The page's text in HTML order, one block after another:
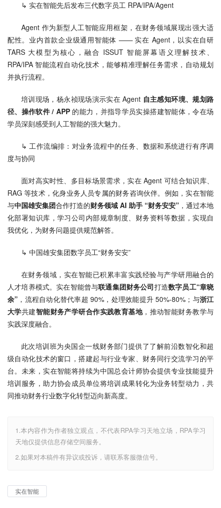
↳ 实在智能先后发布三代数字员工 RPA/IPA/Agent
Agent 作为新型人工智能应用框架，在财务领域展现出强大适
配性。业内首款企业级通用智能体 —— 实在 Agent，以实在自研
TARS 大模型为核心，融合 ISSUT 智能屏幕语义理解技术、
RPA/IPA 智能流程自动化技术，能够精准理解任务需求，自动规划
并执行流程。
培训现场，杨永祯现场演示实在 Agent 自主感知环境、规划路
径、操作软件 / APP 的能力，并指导学员实操搭建智能体，令在场
学员深刻感受到人工智能的强大魅力。
↳ 工作流编排：对业务流程中的任务、数据和系统进行有序调
度与协同
面对高实时性、多目标场景需求，实在 Agent 可结合知识库、
RAG 等技术，化身业务人员专属的财务咨询伙伴。例如，实在智能
与中国雄安集团合作打造的财务领域 AI 助手 “财务安安” ，通过本地
化部署知识库，学习公司内部规章制度、财务资料等数据，实现自
我优化，为财务问题提供规范解答。
↳ 中国雄安集团数字员工“财务安安”
在财务领域，实在智能已积累丰富实践经验与产学研用融合的
人才培养模式。实在智能曾与联通集团财务公司打造数字员工“章晓
余” ，流程自动化替代率超 90%，处理效能提升 50%-80%；与浙江
大学共建智能财务产学研合作实践教育基地，推动智能财务教学与
实践深度融合。
此次培训班为央国企一线财务部门提供了了解前沿数智化和超
级自动化技术的窗口，搭建起与行业专家、财务同行交流学习的平
台。未来，实在智能将持续为中国总会计师协会提供专业技能提升
培训服务，助力协会成员单位将培训成果转化为业务转型动力，共
同推动财务行业数字化转型迈向新高度。
1.本内容作为作者独立观点，不代表RPA学习天地立场，RPA学习
天地仅提供信息存储空间服务。
2.如果对本稿件有异议或投诉，请联系客服微信号。
实在智能